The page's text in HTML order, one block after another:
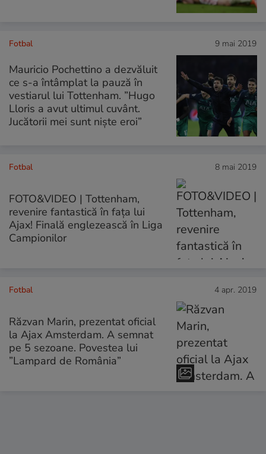
Fotbal 9 mai 2019
Mauricio Pochettino a dezvăluit
ce s-a întâmplat la pauză în
vestiarul lui Tottenham. ”Hugo
Lloris a avut ultimul cuvânt.
Jucătorii mei sunt niște eroi”
Fotbal 8 mai 2019
FOTO&VIDEO | Tottenham,
revenire fantastică în fața lui
Ajax! Finală englezească în Liga
Campionilor
Fotbal 4 apr. 2019
Răzvan Marin, prezentat oficial
la Ajax Amsterdam. A semnat
pe 5 sezoane. Povestea lui
”Lampard de România”